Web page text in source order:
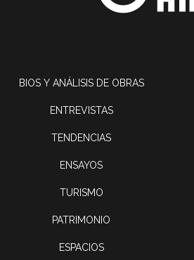
BIOS Y ANÁLISIS DE OBRAS
ENTREVISTAS
TENDENCIAS
ENSAYOS
TURISMO
PATRIMONIO
ESPACIOS